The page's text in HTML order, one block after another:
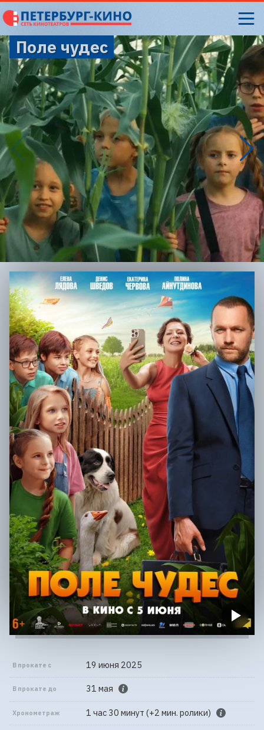
Поле чудес
В прокате с 19 июня 2025
В прокате до 31 мая
Хронометраж 1 час 30 минут (+2 мин. ролики)